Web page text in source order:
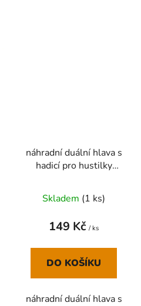
náhradní duální hlava s
hadicí pro hustilky
MAX1
Skladem (1 ks)
149 Kč / ks
DO KOŠÍKU
náhradní duální hlava s